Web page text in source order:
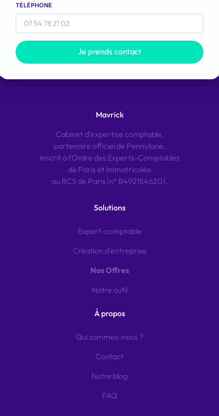
TÉLÉPHONE
Je prends contact
Mavrick
Cabinet d’expertise comptable,
partenaire officiel de Pennylane.
Inscrit à l’Ordre des Experts-Comptables
de Paris et immatriculée
au RCS de Paris (n° B492154620).
Solutions
Expert-comptable
Création d’entreprise
Nos Offres
Notre outil
À propos
Qui sommes-nous ?
Contact
Notre blog
FAQ